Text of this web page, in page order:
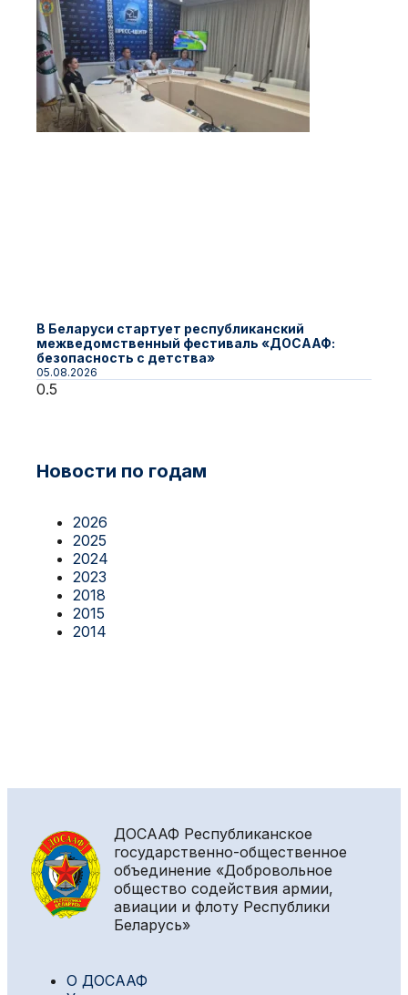
В Беларуси стартует республиканский
межведомственный фестиваль «ДОСААФ:
безопасность с детства»
05.08.2026
Новости по годам
2026
2025
2024
2023
2018
2015
2014
ДОСААФ Республиканское
государственно-общественное
объединение «Добровольное
общество содействия армии,
авиации и флоту Республики
Беларусь»
О ДОСААФ